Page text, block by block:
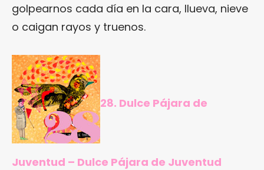
golpearnos cada día en la cara, llueva, nieve
o caigan rayos y truenos.
28. Dulce Pájara de
Juventud – Dulce Pájara de Juventud